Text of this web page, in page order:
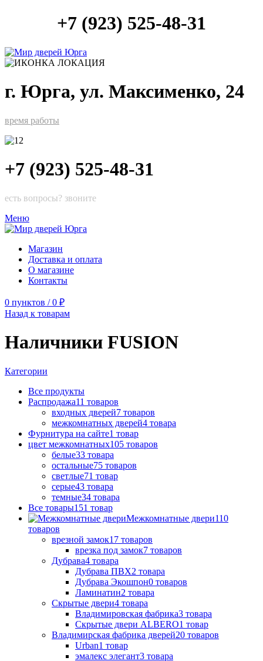
+7 (923) 525-48-31
г. Юрга, ул. Максименко, 24
время работы
+7 (923) 525-48-31
есть вопросы? звоните
Меню
Магазин
Доставка и оплата
О магазине
Контакты
0 пунктов / 0 ₽
Назад к товарам
Наличники FUSION
Категории
Все продукты
Распродажа11 товаров
входных дверей7 товаров
межкомнатных дверей4 товара
Фурнитура на сайте1 товар
цвет межкомнатных105 товаров
белые33 товара
остальные75 товаров
светлые71 товар
серые43 товара
темные34 товара
Все товары151 товар
Межкомнатные двери110
товаров
врезной замок17 товаров
врезка под замок7 товаров
Дубрава4 товара
Дубрава ПВХ2 товара
Дубрава Экошпон0 товаров
Ламинатин2 товара
Скрытые двери4 товара
Владимировская фабрика3 товара
Скрытые двери ALBERO1 товар
Владимирская фабрика дверей20 товаров
Urban1 товар
эмалекс элегант3 товара